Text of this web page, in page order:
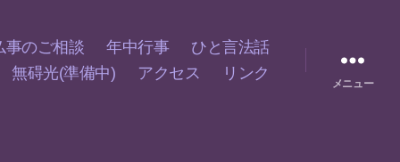
事のご相談 年中行事
ひと言法話
無碍光(準備中)
アクセス リンク
メニュー